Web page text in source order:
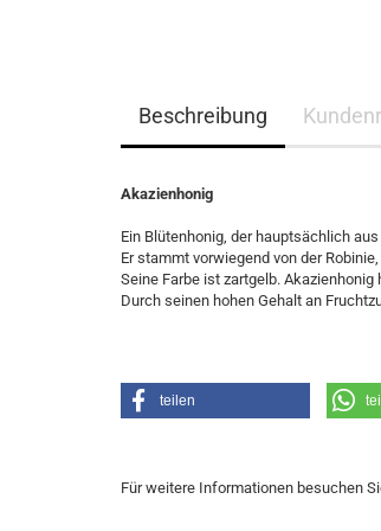
Beschreibung
Akazienhonig
Ein Blütenhonig, der hauptsächlich
Er stammt vorwiegend von der
Seine Farbe ist zartgelb.
Durch seinen hohen Gehalt an
teilen
Für weitere Informationen besuchen